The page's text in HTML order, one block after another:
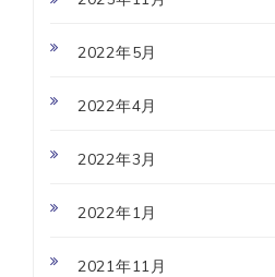
2022年5月
2022年4月
2022年3月
2022年1月
2021年11月